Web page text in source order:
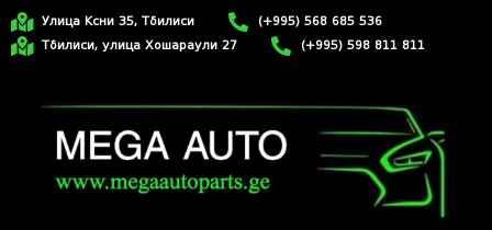
Улица Ксни 35, Тбилиси
(+995) 568 685 536
Тбилиси, улица Хошараули 27
(+995) 598 811 811